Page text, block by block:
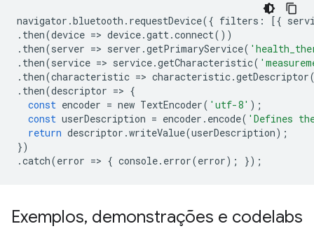
navigator .bluetooth . requestDevice({ filters : [{
. then(device => device.gatt.connect())
. then(server => server .getPrimaryService(
. then(service => service.getCharacteristic(
. then(characteristic => characteristic.getDescriptor
. then(descriptor => {
const encoder = new TextEncoder( 'utf-8' );
const userDescription = encoder . encode( 'Defines
return descriptor .writeValue(userDescription);
})
.catch(error => { console. error(error); });
Exemplos, demonstrações e codelabs